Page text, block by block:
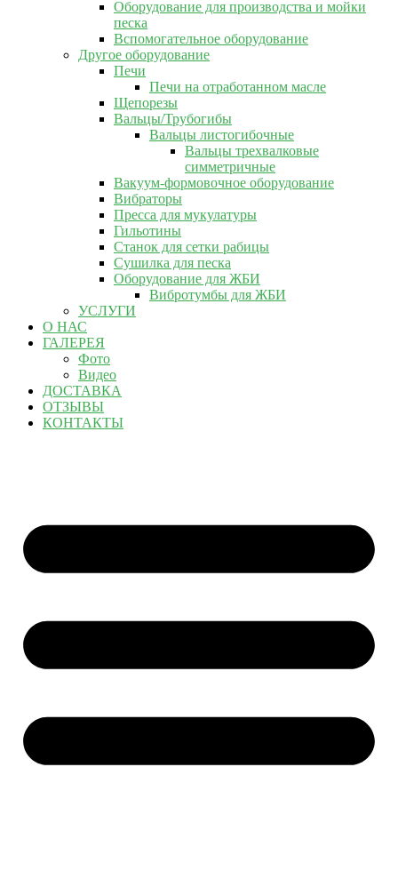
Оборудование для производства и мойки
песка
Вспомогательное оборудование
Другое оборудование
Печи
Печи на отработанном масле
Щепорезы
Вальцы/Трубогибы
Вальцы листогибочные
Вальцы трехвалковые
симметричные
Вакуум-формовочное оборудование
Вибраторы
Пресса для мукулатуры
Гильотины
Станок для сетки рабицы
Сушилка для песка
Оборудование для ЖБИ
Вибротумбы для ЖБИ
УСЛУГИ
О НАС
ГАЛЕРЕЯ
Фото
Видео
ДОСТАВКА
ОТЗЫВЫ
КОНТАКТЫ